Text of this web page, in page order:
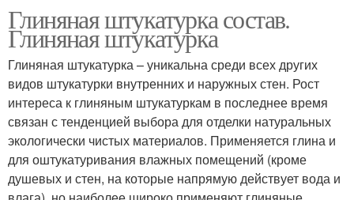
Глиняная штукатурка состав.
Глиняная штукатурка
Глиняная штукатурка – уникальна среди всех других
видов штукатурки внутренних и наружных стен. Рост
интереса к глиняным штукатуркам в последнее время
связан с тенденцией выбора для отделки натуральных
экологически чистых материалов. Применяется глина и
для оштукатуривания влажных помещений (кроме
душевых и стен, на которые напрямую действует вода и